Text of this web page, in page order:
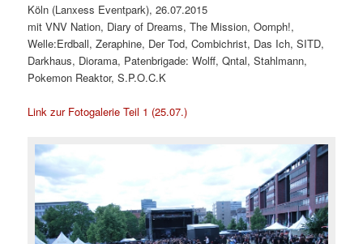
Köln (Lanxess Eventpark), 26.07.2015
mit VNV Nation, Diary of Dreams, The Mission, Oomph!,
Welle:Erdball, Zeraphine, Der Tod, Combichrist, Das Ich, SITD,
Darkhaus, Diorama, Patenbrigade: Wolff, Qntal, Stahlmann,
Pokemon Reaktor, S.P.O.C.K
Link zur Fotogalerie Teil 1 (25.07.)